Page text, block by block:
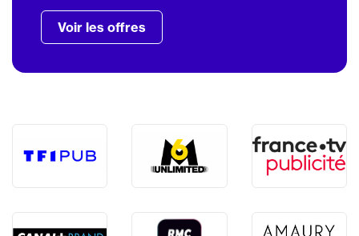
Voir les offres